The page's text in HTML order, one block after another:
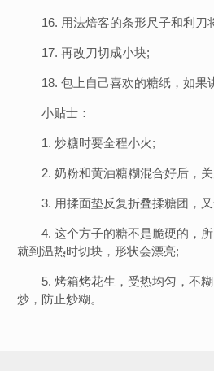
16. 用法焙客的条形尺子和利刀
17. 再改刀切成小块;
18. 包上自己喜欢的糖纸，如果
小贴士：
1. 炒糖时要全程小火;
2. 奶粉和黄油糖糊混合好后，关
3. 用揉面垫反复折叠揉糖团，又
4. 这个方子的糖不是脆硬的，所
就到温热时切块，形状会漂亮;
5. 烤箱烤花生，受热均匀，不糊
炒，防止炒糊。